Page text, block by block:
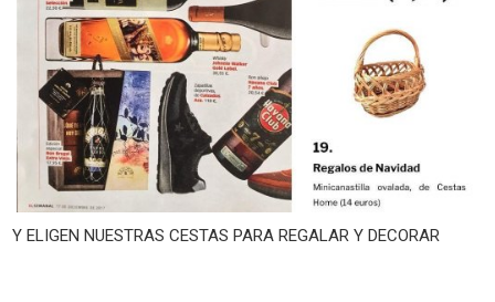
Y ELIGEN NUESTRAS CESTAS PARA REGALAR Y DECORAR